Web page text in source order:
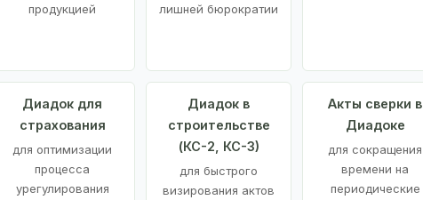
продукцией
лишней бюрократии
Диадок для
страхования
для оптимизации
процесса
урегулирования
Диадок в
строительстве
(КС-2, КС-3)
для быстрого
визирования актов
Акты сверки в
Диадоке
для сокращения
времени на
периодические